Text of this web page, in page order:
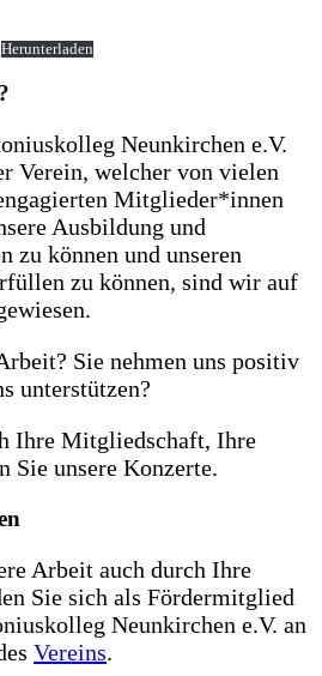
Herunterladen
Neunkirchen e.V.
Verein, welcher von vielen
Mitglieder*innen
Ausbildung und
zu können und unseren
zu können, sind wir auf
Sie nehmen uns positiv
unterstützen?
Ihre Mitgliedschaft, Ihre
Sie unsere Konzerte.
Arbeit auch durch Ihre
Sie sich als Fördermitglied
Neunkirchen e.V. an
Vereins.